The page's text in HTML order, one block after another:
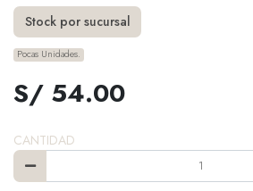
Stock por sucursal
Pocas Unidades.
S/ 54.00
CANTIDAD